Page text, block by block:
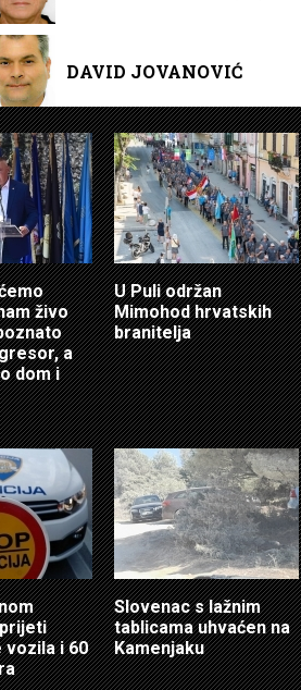
DAVID JOVANOVIĆ
živo
a
dom i
U Puli održan
Mimohod hrvatskih
branitelja
vozila i 60
Slovenac s lažnim
tablicama uhvaćen na
Kamenjaku